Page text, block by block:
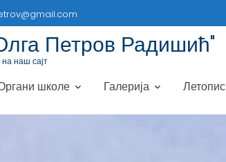
Петров Радишић"
наш сајт
школе Галерија Летопис